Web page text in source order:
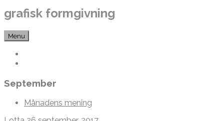
grafisk formgivning
Menu
September
Månadens mening